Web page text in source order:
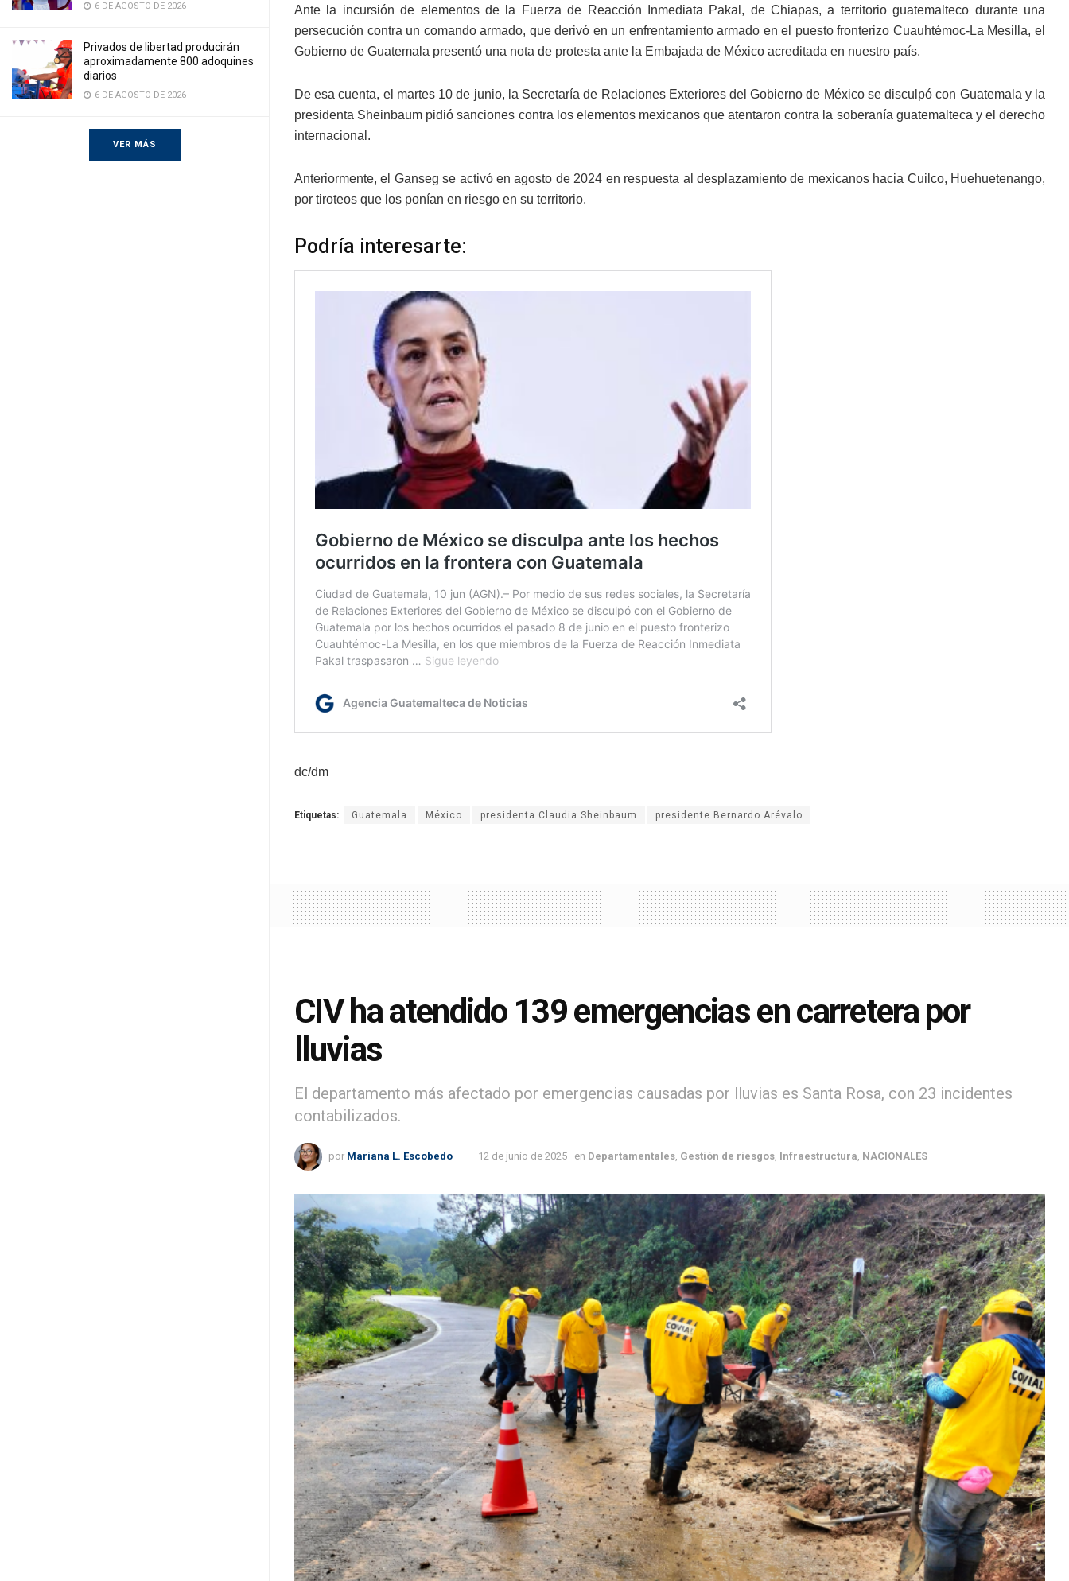
6 DE AGOSTO DE 2026
Privados de libertad producirán
aproximadamente 800 adoquines
diarios
6 DE AGOSTO DE 2026
VER MÁS
Ante la incursión de elementos de la Fuerza de Reacción Inmediata Pakal, de Chiapas, a territorio guatemalteco durante una
persecución contra un comando armado, que derivó en un enfrentamiento armado en el puesto fronterizo Cuauhtémoc-La Mesilla, el
Gobierno de Guatemala presentó una nota de protesta ante la Embajada de México acreditada en nuestro país.
De esa cuenta, el martes 10 de junio, la Secretaría de Relaciones Exteriores del Gobierno de México se disculpó con Guatemala y la
presidenta Sheinbaum pidió sanciones contra los elementos mexicanos que atentaron contra la soberanía guatemalteca y el derecho
internacional.
Anteriormente, el Ganseg se activó en agosto de 2024 en respuesta al desplazamiento de mexicanos hacia Cuilco, Huehuetenango,
por tiroteos que los ponían en riesgo en su territorio.
Podría interesarte:
dc/dm
Etiquetas: Guatemala México presidenta Claudia Sheinbaum presidente Bernardo Arévalo
CIV ha atendido 139 emergencias en carretera por
lluvias
El departamento más afectado por emergencias causadas por lluvias es Santa Rosa, con 23 incidentes
contabilizados.
por Mariana L. Escobedo 12 de junio de 2025 en Departamentales Gestión de riesgos Infraestructura NACIONALES